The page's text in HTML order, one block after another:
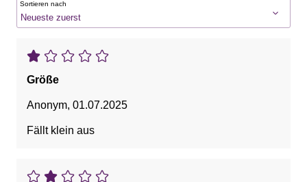
Sortieren nach
Größe
Anonym, 01.07.2025
Fällt klein aus